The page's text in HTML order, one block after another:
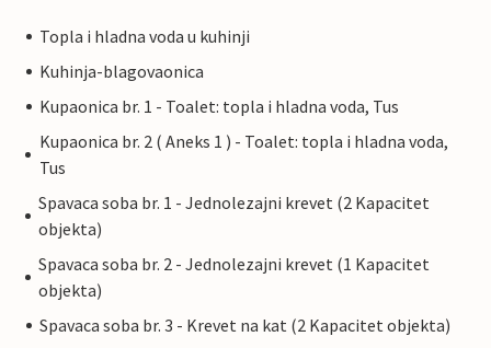
Topla i hladna voda u kuhinji
Kuhinja-blagovaonica
Kupaonica br. 1 - Toalet: topla i hladna voda, Tus
Kupaonica br. 2 ( Aneks 1 ) - Toalet: topla i hladna voda,
Tus
Spavaca soba br. 1 - Jednolezajni krevet (2 Kapacitet
objekta)
Spavaca soba br. 2 - Jednolezajni krevet (1 Kapacitet
objekta)
Spavaca soba br. 3 - Krevet na kat (2 Kapacitet objekta)